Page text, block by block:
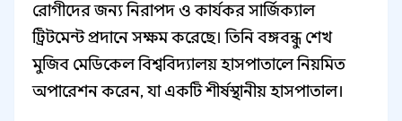
রোগীদের জন্য নিরাপদ ও কার্যকর সার্জিক্যাল
ট্রিটমেন্ট প্রদানে সক্ষম করেছে। তিনি বঙ্গবন্ধু শেখ
মুজিব মেডিকেল বিশ্ববিদ্যালয় হাসপাতালে নিয়মিত
অপারেশন করেন, যা একটি শীর্ষস্থানীয় হাসপাতাল।